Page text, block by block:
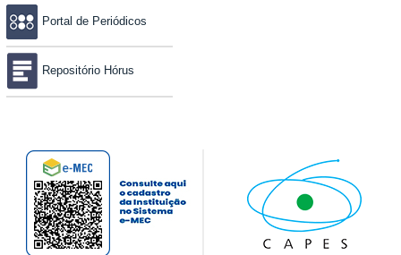
Portal de Periódicos
Repositório Hórus